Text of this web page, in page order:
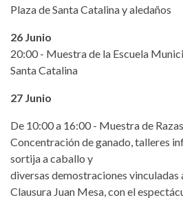
Plaza de Santa Catalina y aledaños
26 Junio
20:00 - Muestra de la Escuela
Santa Catalina
27 Junio
De 10:00 a 16:00 - Muestra de
Concentración de ganado, talleres
sortija a caballo y
diversas demostraciones vinculadas
Clausura Juan Mesa, con el